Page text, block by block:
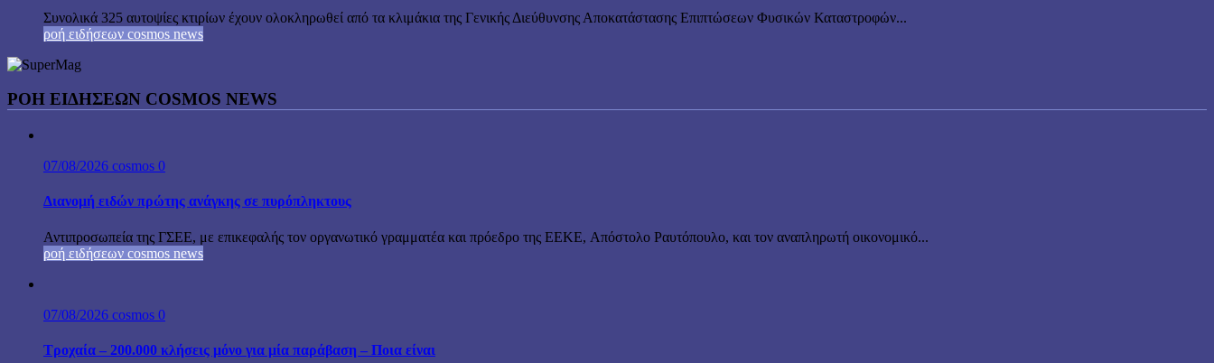
Συνολικά 325 αυτοψίες κτιρίων έχουν ολοκληρωθεί από τα κλιμάκια της Γενικής Διεύθυνσης Αποκατάστασης Επιπτώσεων Φυσικών Καταστροφών...
ροή ειδήσεων cosmos news
ΡΟΉ ΕΙΔΉΣΕΩΝ COSMOS NEWS
07/08/2026 cosmos 0
Διανομή ειδών πρώτης ανάγκης σε πυρόπληκτους
Αντιπροσωπεία της ΓΣΕΕ, με επικεφαλής τον οργανωτικό γραμματέα και πρόεδρο της ΕΕΚΕ, Απόστολο Ραυτόπουλο, και τον αναπληρωτή οικονομικό...
ροή ειδήσεων cosmos news
07/08/2026 cosmos 0
Τροχαία – 200.000 κλήσεις μόνο για μία παράβαση – Ποια είναι